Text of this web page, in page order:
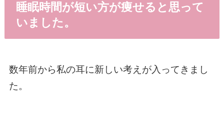
睡眠時間が短い方が痩せると思って
いました。
数年前から私の耳に新しい考えが入ってきまし
た。